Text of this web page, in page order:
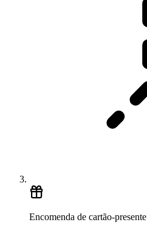
Encomenda de cartão-presente